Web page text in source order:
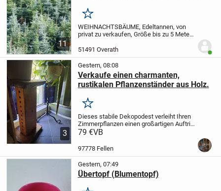
11
Merken
WEIHNACHTSBÄUME, Edeltannen, von
privat zu verkaufen, Größe bis zu 5 Meter,
Bäume sind absolut ungespritzt und
haben auch noch nie Kunstdünger
bekommen,...
51491 Overath
3
Gestern, 08:08
Verkaufe einen charmanten,
rustikalen Pflanzenständer aus Holz.
Merken
Dieses stabile Dekopodest verleiht Ihren
Zimmerpflanzen einen großartigen Auftritt
und passt perfekt zum Landhaus-, Boho-
Bauweise steht er absolut sicher und...
79 €VB
97778 Fellen
Gestern, 07:49
Übertopf (Blumentopf)